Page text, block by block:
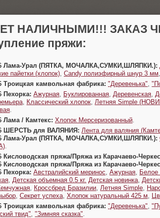
НАЛИЧНЫМИ!!! ЗАКАЗ
пряжи:
Лама-Урал (ПЯТКА, МОЧАЛКА,СУМКИ,ШЛЯПКИ.):
пайетки (хлопок) Candy полиэфирный шнур 3 мм
Троицкая камвольная фабрика: "Деревенька"
Пехорка: Ажурная Буклированная Деревенская
Классический хлопок Летняя Simple
Лама / Камтекс: Хлопок Мерсеризованный
ШЕРСТЬ для ВАЛЯНИЯ: Лента для валяния
Лама-Урал (ПЯТКА, МОЧАЛКА,СУМКИ,ШЛЯПКИ.):
Кисловодская пряжа/Пряжа из Карачаево-
Кисловодская пряжа/Пряжа из Карачаево-
Пехорка: Австралийский меринос Ажурная Белое
Детская объемная 0.5 кг. Детская новинка
Кроссбред Бразилии Летняя Simple
Секрет успеха Хлопок натуральный 425 м
Троицкая камвольная фабрика: "Деревенька"
твид" "Зимняя сказка"